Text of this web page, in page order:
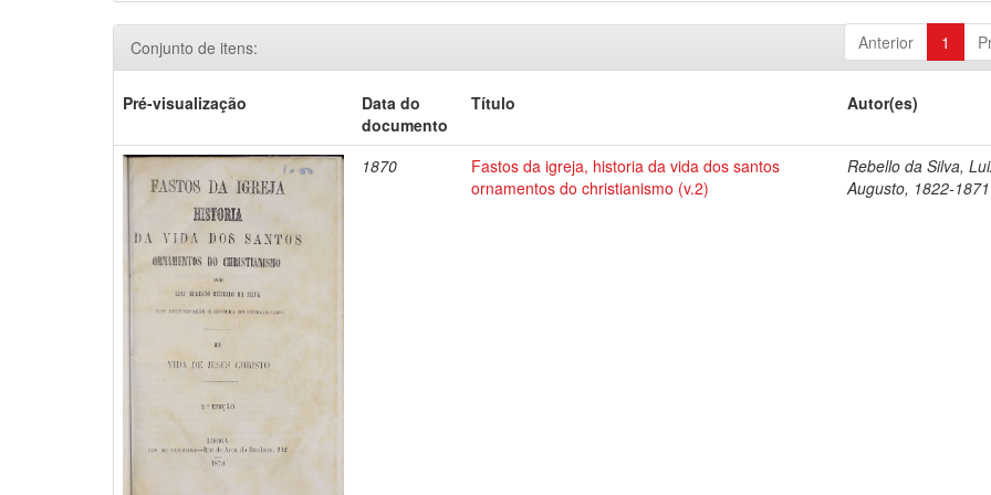
Anterior 1
Conjunto de itens:
Pré-visualização
Data do
documento
Título Autor(es)
1870
Fastos da igreja, historia da vida dos santos
ornamentos do christianismo (v.2)
Rebello da Silva,
Augusto, 1822-1871